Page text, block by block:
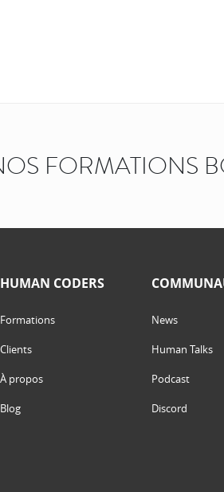
FORMATIONS
HUMAN CODERS
Formations
Clients
À propos
Blog
News
Human Talks
Podcast
Discord